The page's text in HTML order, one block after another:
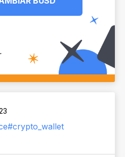
#crypto_wallet